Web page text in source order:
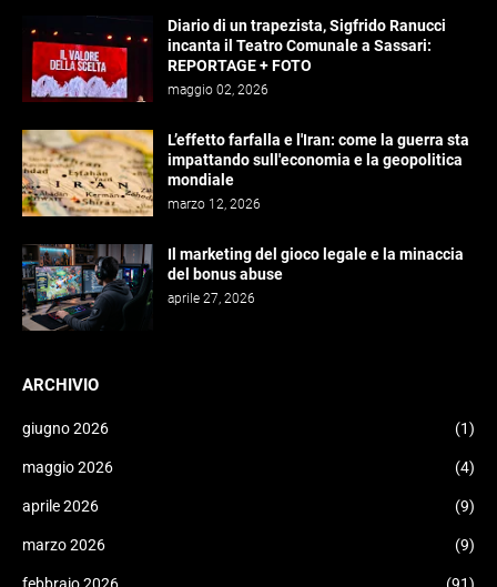
Diario di un trapezista, Sigfrido Ranucci
incanta il Teatro Comunale a Sassari:
REPORTAGE + FOTO
maggio 02, 2026
L’effetto farfalla e l'Iran: come la guerra sta
impattando sull'economia e la geopolitica
mondiale
marzo 12, 2026
Il marketing del gioco legale e la minaccia
del bonus abuse
aprile 27, 2026
ARCHIVIO
giugno 2026 (1)
maggio 2026 (4)
aprile 2026 (9)
marzo 2026 (9)